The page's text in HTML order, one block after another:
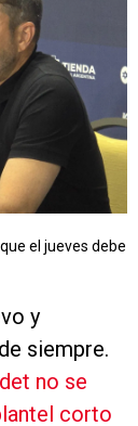
el jueves debe
y
siempre.
no se
corto